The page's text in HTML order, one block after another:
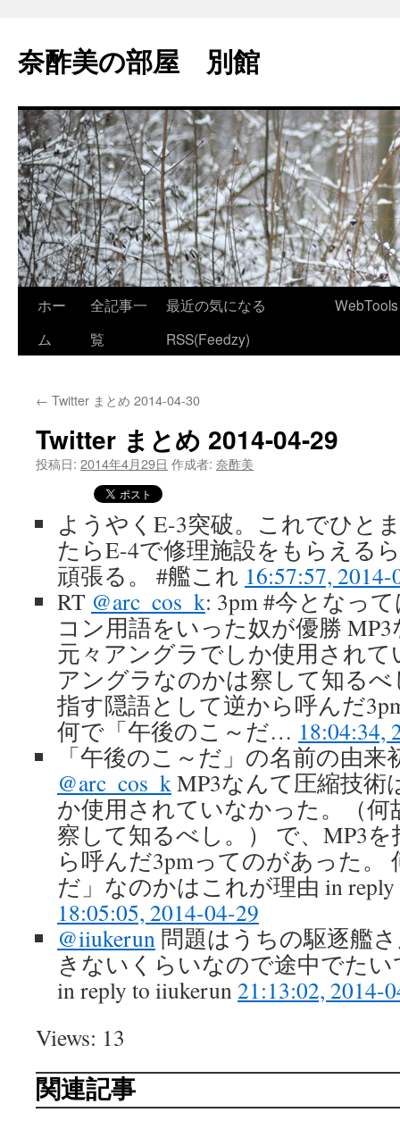
テ
ン
へ
ス
キ
ッ
プ
奈酢美の部屋 別館
ホー
ム
全記事一
覧
最近の気になる
RSS(Feedzy)
WebTools
← Twitter まとめ 2014-04-30
Twitter まとめ 2014-04-29
投稿日: 2014年4月29日 作成者: 奈酢美
ようやくE-3突破。これでひと
たらE-4で修理施設をもらえる
頑張る。 #艦これ 16:57:57, 2014-
RT @arc_cos_k: 3pm #今となっ
コン用語をいった奴が優勝
元々アングラでしか使用され
アングラなのかは察して知るべ
指す隠語として逆から呼んだ
何で「午後のこ～だ… 18:04:34,
「午後のこ～だ」の名前の由
@arc_cos_kMP3なんて圧縮技
か使用されていなかった。（
察して知るべし。） で、MP3
ら呼んだ3pmってのがあった。
だ」なのかはこれが理由 in reply
18:05:05, 2014-04-29
@iiukerun 問題はうちの駆逐艦
きないくらいなので途中でた
in reply to iiukerun21:13:02, 2014-
Views: 13
関連記事